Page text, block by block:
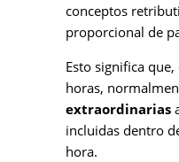
conceptos
proporcional de
Esto significa
horas,
extraordinarias
incluidas dentro
hora.